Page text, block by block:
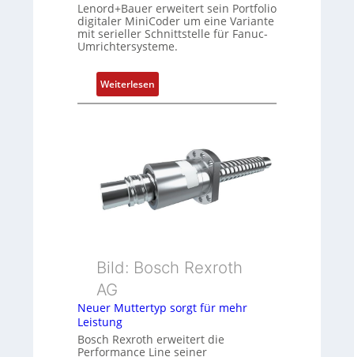
r
t
P
i
n
s
m
u
u
d
Lenord+Bauer erweitert sein Portfolio
digitaler MiniCoder um eine Variante
mit serieller Schnittstelle für Fanuc-
Umrichtersysteme.
Weiterlesen
D
g
e
b
o
i
i
Bild: Bosch Rexroth
AG
Neuer Muttertyp sorgt für mehr
Leistung
Bosch Rexroth erweitert die
Performance Line seiner